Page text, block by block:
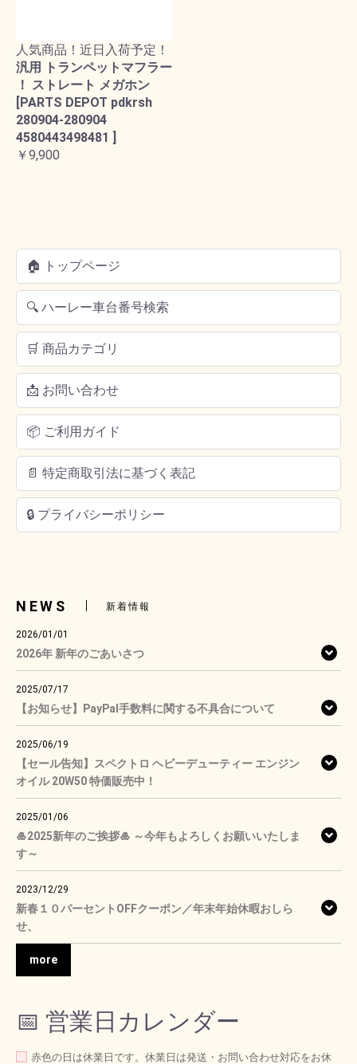
人気商品！近日入荷予定！
汎用 トランペットマフラー
！ ストレート メガホン
[PARTS DEPOT pdkrsh
280904-280904
4580443498481 ]
￥9,900
🏠 トップページ
🔍 ハーレー車台番号検索
🛒 商品カテゴリ
📩 お問い合わせ
📦 ご利用ガイド
📄 特定商取引法に基づく表記
🔒 プライバシーポリシー
NEWS 新着情報
2026/01/01
2026年 新年のごあいさつ
2025/07/17
【お知らせ】PayPal手数料に関する不具合について
2025/06/19
【セール告知】スペクトロ ヘビーデューティー エンジン
オイル 20W50 特価販売中！
2025/01/06
🎍2025新年のご挨拶🎍 ～今年もよろしくお願いいたしま
す～
2023/12/29
新春１０パーセントOFFクーポン／年末年始休暇おしら
せ、
more
📅 営業日カレンダー
赤色の日は休業日です。休業日は発送・お問い合わせ対応をお休